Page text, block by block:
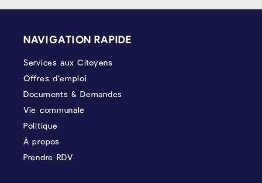
NAVIGATION RAPIDE
Services aux Citoyens
Offres d’emploi
Documents & Demandes
Vie communale
Politique
À propos
Prendre RDV